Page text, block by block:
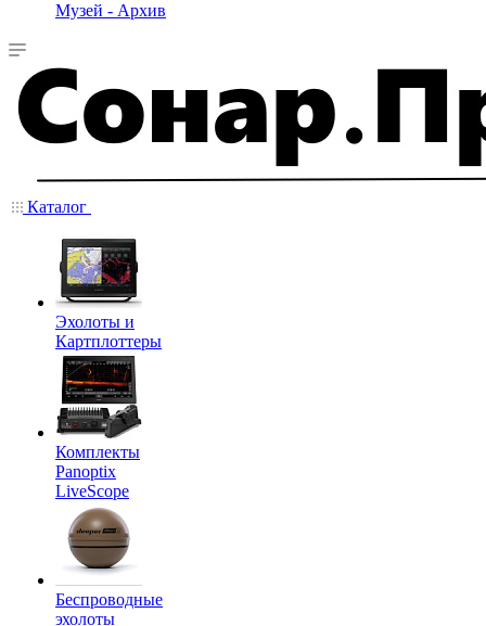
Музей - Архив
Каталог
Эхолоты и
Картплоттеры
Комплекты
Panoptix
LiveScope
Беспроводные
эхолоты